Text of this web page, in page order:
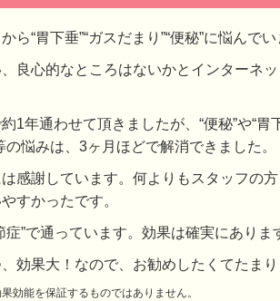
ら“胃下垂”“ガスだまり”“便秘”に悩んで
良心的なところはないかとインターネ
1年通わせて頂きましたが、“便秘”や“胃
の悩みは、3ヶ月ほどで解消できました。
感謝しています。何よりもスタッフの方
すかったです。
症”で通っています。効果は確実にありま
効果大！なので、お勧めしたくてたまり
効能を保証するものではありません。